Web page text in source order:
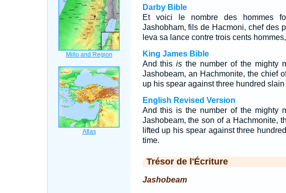
Darby Bible
Et voici le nombre des hommes
Jashobham, fils de Hacmoni, chef des
leva sa lance contre trois cents
King James Bible
And thisis the number of the mighty
Jashobeam, an Hachmonite, the chief
up his spear against three hundred slain
English Revised Version
And this is the number of the mighty
Jashobeam, the son of a Hachmonite,
lifted up his spear against three
time.
Trésor de l'Écriture
Jashobeam